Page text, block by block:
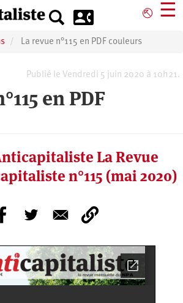
⎋ ☰
La revue n°115 en PDF couleurs
Publié le Vendredi 5 juin 2020 à 10h21.
en PDF
La Revue
n°115 (mai 2020)